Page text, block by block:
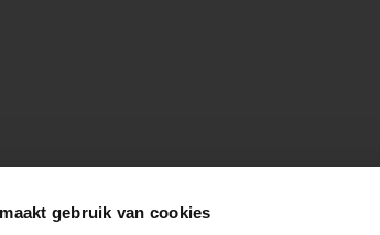
gebruik van cookies